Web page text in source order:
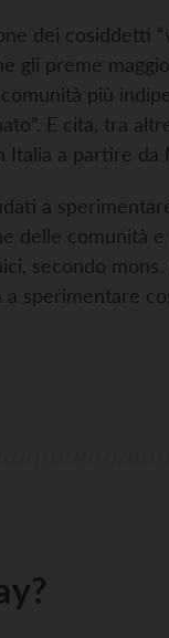
dei cosiddetti
gli preme
più
E cita, tra
Italia a partire da
a
delle comunità e
secondo mons.
sperimentare